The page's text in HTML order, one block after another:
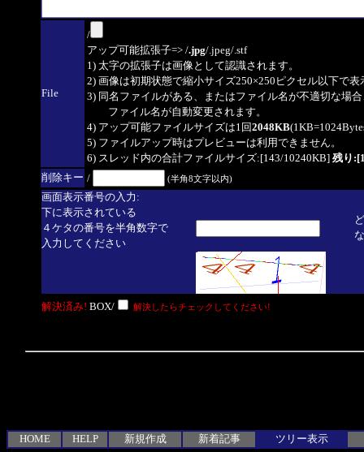
File
/
アップ可能拡張子=> /.jpg/.jpeg/.stf
1) 太字の拡張子は画像として認識されます。
2) 画像は初期状態で縮小サイズ250×250ピクセル以下で表
3) 同名ファイルがある、またはファイル名が不適切な場
ファイル名が自動変更されます。
4) アップ可能ファイルサイズは1回2048KB
5) ファイルアップ時はプレビューは利用できません。
6) スレッド内の合計ファイルサイズ:[143/10240KB] 残り
削除キー / (半角8文字以内)
画面表示番号の入力:
下に表示されている
４ケタの番号を半角数字で
入力してください
解決済み! BOX/ 解決したらチェックしてください!
HOME HELP 新規作成 新着記事 ツリー表示